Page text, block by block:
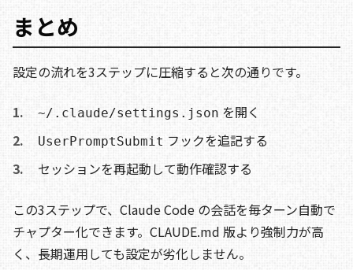
まとめ
設定の流れを3ステップに圧縮すると次の通りです。
~/.claude/settings.json を開く
UserPromptSubmit フックを追記する
セッションを再起動して動作確認する
この3ステップで、Claude Code の会話を毎ターン自動で
チャプター化できます。CLAUDE.md 版より強制力が高
く、長期運用しても設定が劣化しません。